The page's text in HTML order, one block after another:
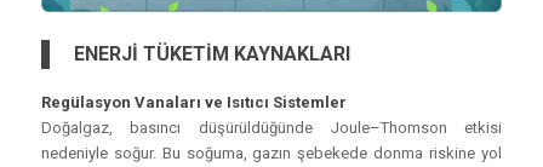
ENERJİ TÜKETİM KAYNAKLARI
Regülasyon Vanaları ve Isıtıcı Sistemler
Doğalgaz, basıncı düşürüldüğünde Joule–Thomson etkisi
nedeniyle soğur. Bu soğuma, gazın şebekede donma riskine yol